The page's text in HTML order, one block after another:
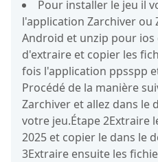
Pour installer le jeu il
l'application Zarchiver ou
Android et unzip pour
d'extraire et copier les
fois l'application ppsspp
Procédé de la manière
Zarchiver et allez dans le
votre jeu.Étape 2Extraire
2025 et copier le dans le
3Extraire ensuite les